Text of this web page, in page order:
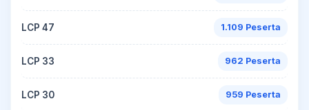
LCP 47 1.109 Peserta
LCP 33 962 Peserta
LCP 30 959 Peserta